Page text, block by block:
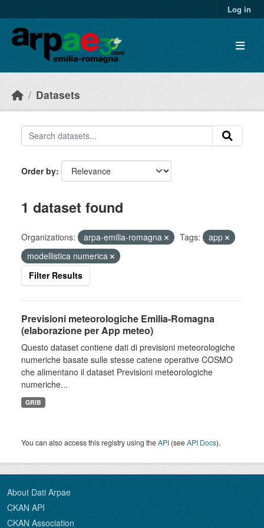
Log in
Datasets
Order by
1 dataset found
Organizations: arpa-emilia-romagna Tags:
app
modellistica numerica
Filter Results
Previsioni meteorologiche Emilia-Romagna
(elaborazione per App meteo)
Questo dataset contiene dati di previsioni meteorologiche
numeriche basate sulle stesse catene operative COSMO
che alimentano il dataset Previsioni meteorologiche
numeriche...
GRIB
You can also access this registry using theAPI (seeAPI Docs).
About Dati Arpae
CKAN API
CKAN Association